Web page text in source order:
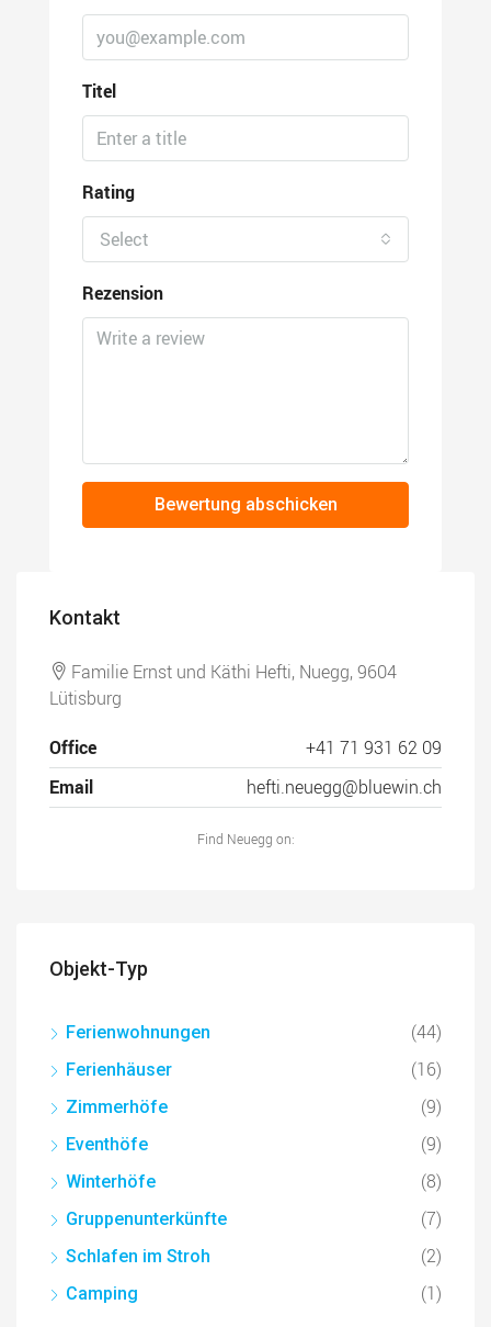
Titel
Rating
Select
Rezension
Bewertung abschicken
Kontakt
Familie Ernst und Käthi Hefti, Nuegg, 9604
Lütisburg
Office
+41 71 931 62 09
Email
hefti.neuegg@bluewin.ch
Find Neuegg on:
Objekt-Typ
Ferienwohnungen (44)
Ferienhäuser (16)
Zimmerhöfe (9)
Eventhöfe (9)
Winterhöfe (8)
Gruppenunterkünfte (7)
Schlafen im Stroh (2)
Camping (1)